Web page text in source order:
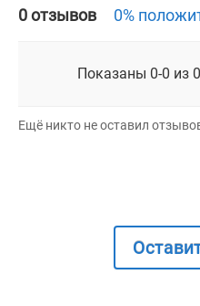
0 отзывов 0%
Показаны 0-0 из 0
Ещё никто не оставил